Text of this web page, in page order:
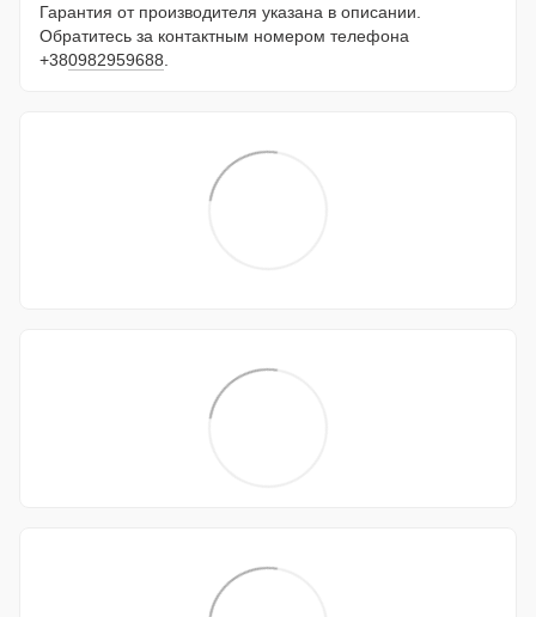
Гарантия от производителя указана в описании.
Обратитесь за контактным номером телефона
+380982959688